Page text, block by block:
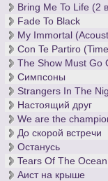
Bring Me To Life (2
Fade To Black
My Immortal
Con Te Partiro
The Show Must Go
Симпсоны
Strangers In The
Настоящий друг
We are the
До скорой встречи
Останусь
Tears Of The
Аист на крыше